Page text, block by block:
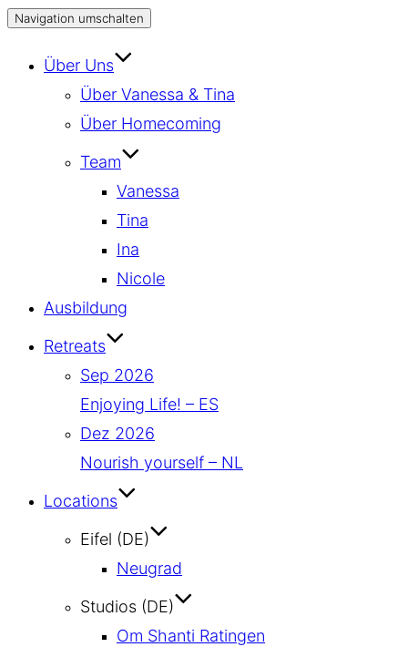
Navigation umschalten
Über Uns
Über Vanessa & Tina
Über Homecoming
Team
Vanessa
Tina
Ina
Nicole
Ausbildung
Retreats
Sep 2026
Enjoying Life! – ES
Dez 2026
Nourish yourself – NL
Locations
Eifel (DE)
Neugrad
Studios (DE)
Om Shanti Ratingen